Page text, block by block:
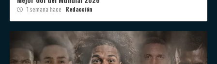
1 semana hace Redacción